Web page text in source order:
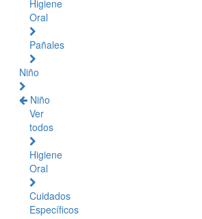
Higiene
Oral
Pañales
Niño
Niño
Ver
todos
Higiene
Oral
Cuidados
Específicos